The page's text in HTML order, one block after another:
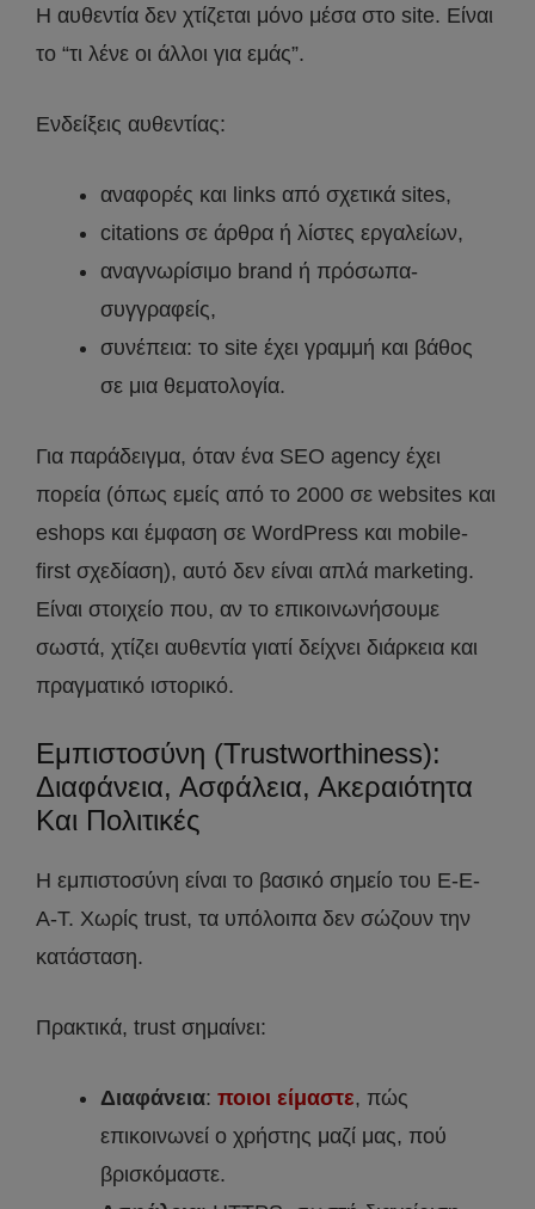
Η αυθεντία δεν χτίζεται μόνο μέσα στο site. Είναι
το “τι λένε οι άλλοι για εμάς”.
Ενδείξεις αυθεντίας:
αναφορές και links από σχετικά sites,
citations σε άρθρα ή λίστες εργαλείων,
αναγνωρίσιμο brand ή πρόσωπα-
συγγραφείς,
συνέπεια: το site έχει γραμμή και βάθος
σε μια θεματολογία.
Για παράδειγμα, όταν ένα SEO agency έχει
πορεία (όπως εμείς από το 2000 σε websites και
eshops και έμφαση σε WordPress και mobile-
first σχεδίαση), αυτό δεν είναι απλά marketing.
Είναι στοιχείο που, αν το επικοινωνήσουμε
σωστά, χτίζει αυθεντία γιατί δείχνει διάρκεια και
πραγματικό ιστορικό.
Εμπιστοσύνη (Trustworthiness):
Διαφάνεια, Ασφάλεια, Ακεραιότητα
Και Πολιτικές
Η εμπιστοσύνη είναι το βασικό σημείο του E-E-
A-T. Χωρίς trust, τα υπόλοιπα δεν σώζουν την
κατάσταση.
Πρακτικά, trust σημαίνει:
Διαφάνεια: ποιοι είμαστε, πώς
επικοινωνεί ο χρήστης μαζί μας, πού
βρισκόμαστε.